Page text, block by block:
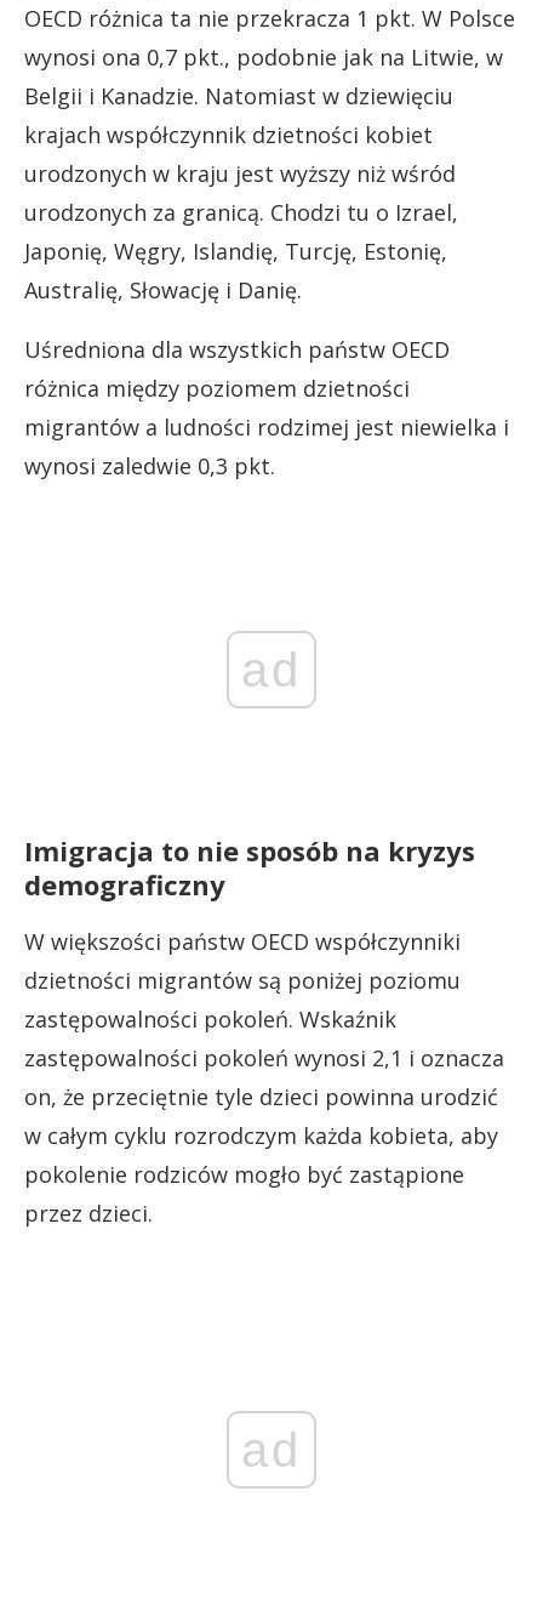
OECD różnica ta nie przekracza 1 pkt. W Polsce
wynosi ona 0,7 pkt., podobnie jak na Litwie, w
Belgii i Kanadzie. Natomiast w dziewięciu
krajach współczynnik dzietności kobiet
urodzonych w kraju jest wyższy niż wśród
urodzonych za granicą. Chodzi tu o Izrael,
Japonię, Węgry, Islandię, Turcję, Estonię,
Australię, Słowację i Danię.
Uśredniona dla wszystkich państw OECD
różnica między poziomem dzietności
migrantów a ludności rodzimej jest niewielka i
wynosi zaledwie 0,3 pkt.
ad
Imigracja to nie sposób na kryzys
demograficzny
W większości państw OECD współczynniki
dzietności migrantów są poniżej poziomu
zastępowalności pokoleń. Wskaźnik
zastępowalności pokoleń wynosi 2,1 i oznacza
on, że przeciętnie tyle dzieci powinna urodzić
w całym cyklu rozrodczym każda kobieta, aby
pokolenie rodziców mogło być zastąpione
przez dzieci.
ad